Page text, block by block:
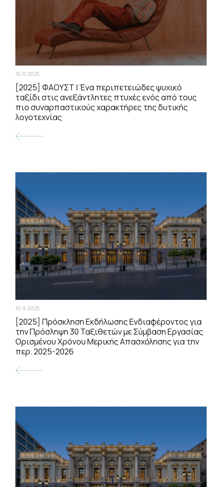
15.9.2025
[2025] ΦΑΟΥΣΤ | Ένα περιπετειώδες ψυχικό
ταξίδι στις ανεξάντλητες πτυχές ενός από τους
πιο συναρπαστικούς χαρακτήρες της δυτικής
λογοτεχνίας
15.9.2025
[2025] Πρόσκληση Εκδήλωσης Ενδιαφέροντος για
την Πρόσληψη 30 Ταξιθετών με Σύμβαση Εργασίας
Ορισμένου Χρόνου Μερικής Απασχόλησης για την
περ. 2025-2026